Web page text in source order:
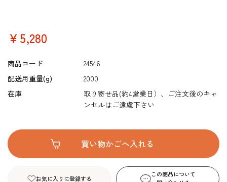
￥5,280
商品コード
24546
配送用重量(g)
2000
在庫
取り寄せ品(約4営業日）、ご注文後のキャ
ンセルはご遠慮下さい
お気に入りに登録する
この商品について